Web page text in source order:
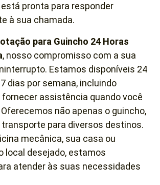
pronta para responder
à sua chamada.
para Guincho 24 Horas
, nosso compromisso com a sua
Estamos disponíveis 24
dias por semana, incluindo
fornecer assistência quando você
não apenas o guincho,
para diversos destinos.
mecânica, sua casa ou
local desejado, estamos
atender às suas necessidades